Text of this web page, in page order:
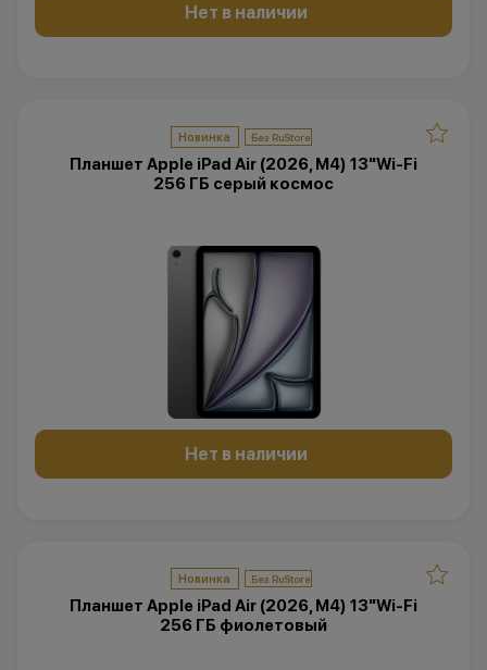
Нет в наличии
Новинка
Планшет Apple iPad Air (2026, M4) 13"Wi-Fi
256 ГБ серый космос
Нет в наличии
Новинка
Планшет Apple iPad Air (2026, M4) 13"Wi-Fi
256 ГБ фиолетовый